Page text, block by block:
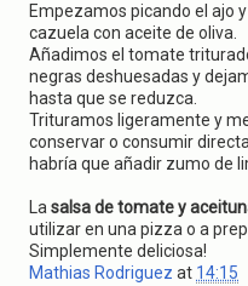
Empezamos picando el ajo
cazuela con aceite de oliva.
Añadimos el tomate
negras deshuesadas y
hasta que se reduzca.
Trituramos ligeramente y
conservar o consumir
habría que añadir zumo de
La salsa de tomate y
utilizar en una pizza o a
Simplemente deliciosa!
Mathias Rodriguez at 14:15